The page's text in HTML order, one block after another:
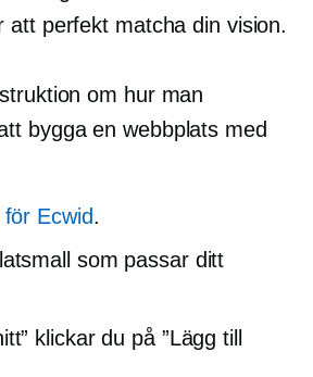
att perfekt matcha din vision.
om hur man
bygga en webbplats med
Ecwid.
som passar ditt
klickar du på ”Lägg till